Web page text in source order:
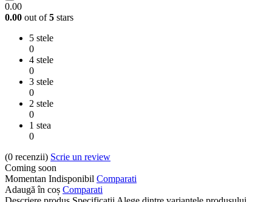
0.00
0.00 out of5 stars
5 stele
0
4 stele
0
3 stele
0
2 stele
0
1 stea
0
(0 recenzii) Scrie un review
Coming soon
Momentan Indisponibil Comparati
Adaugă în coș Comparati